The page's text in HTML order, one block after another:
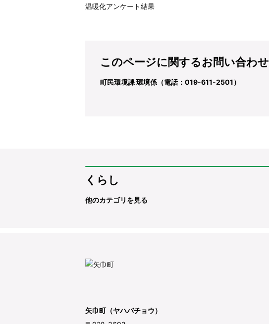
温暖化アンケート結果
このページに関するお問い合わせ
町民環境課 環境係（電話：019-611-2501）
くらし
他のカテゴリを見る
矢巾町（ヤハバチョウ）